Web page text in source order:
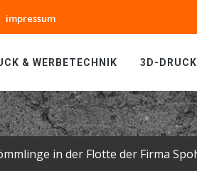
impressum
& WERBETECHNIK 3D-DRUCK